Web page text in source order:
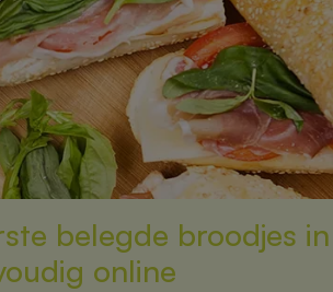
belegde broodjes in
online